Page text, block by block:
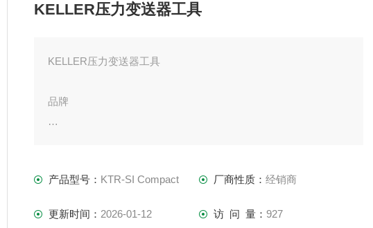
KELLER压力变送器工具
KELLER压力变送器工具
品牌
在二十世纪60年代，公司的创立者H.W.KELLER在位于明尼
内嵌式硅测量元件，并在美国为该内嵌式硅测量元件的制造方法
产品型号： KTR-SI Compact 厂商性质： 经销商
更新时间： 2026-01-12 访 问 量： 927